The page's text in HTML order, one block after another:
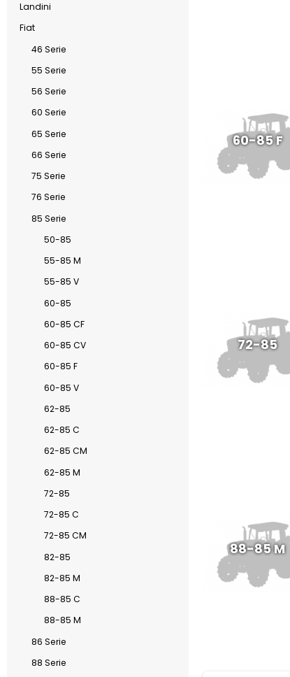
Landini
Fiat
46 Serie
55 Serie
56 Serie
60 Serie
65 Serie
66 Serie
75 Serie
76 Serie
85 Serie
50-85
55-85 M
55-85 V
60-85
60-85 CF
60-85 CV
60-85 F
60-85 V
62-85
62-85 C
62-85 CM
62-85 M
72-85
72-85 C
72-85 CM
82-85
82-85 M
88-85 C
88-85 M
86 Serie
88 Serie
60-85 F
72-85
88-85 M